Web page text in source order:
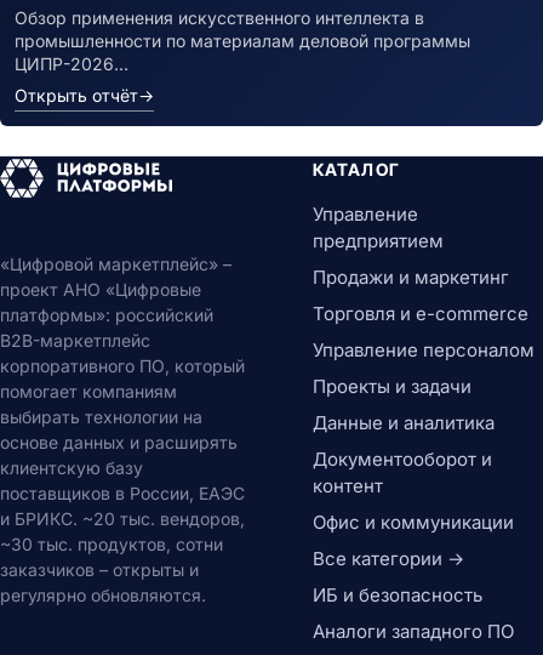
Обзор применения искусственного интеллекта в
промышленности по материалам деловой программы
ЦИПР-2026…
Открыть отчёт→
«Цифровой маркетплейс» –
проект АНО «Цифровые
платформы»: российский
B2B-маркетплейс
корпоративного ПО, который
помогает компаниям
выбирать технологии на
основе данных и расширять
клиентскую базу
поставщиков в России, ЕАЭС
и БРИКС. ~20 тыс. вендоров,
~30 тыс. продуктов, сотни
заказчиков – открыты и
регулярно обновляются.
КАТАЛОГ
Управление
предприятием
Продажи и маркетинг
Торговля и e-commerce
Управление персоналом
Проекты и задачи
Данные и аналитика
Документооборот и
контент
Офис и коммуникации
Все категории →
ИБ и безопасность
Аналоги западного ПО